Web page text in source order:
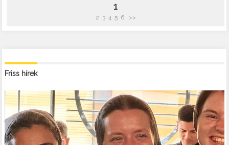
1
2 3 4 5 6 >>
Friss hírek